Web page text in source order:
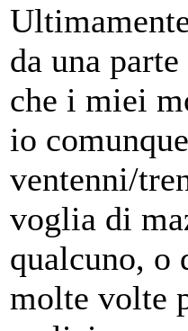
da una
che i miei
io
ventenni/
voglia di
qualcuno, o
molte volte